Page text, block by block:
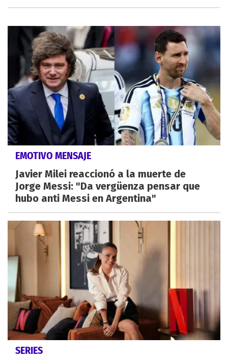
EMOTIVO MENSAJE
Javier Milei reaccionó a la muerte de
Jorge Messi: "Da vergüenza pensar que
hubo anti Messi en Argentina"
SERIES